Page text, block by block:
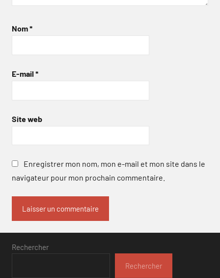
Nom*
E-mail *
Site web
Enregistrer mon nom, mon e-mail et mon site dans le
navigateur pour mon prochain commentaire.
Rechercher
Rechercher